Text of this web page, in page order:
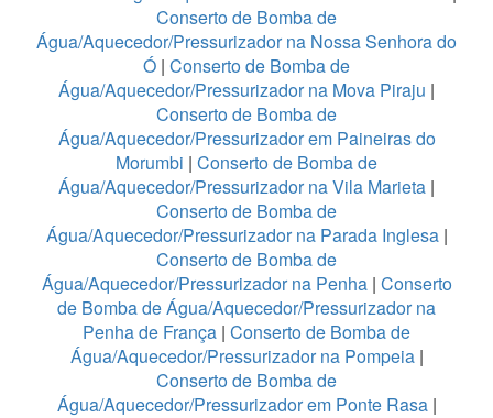
Conserto de Bomba de
Água/Aquecedor/Pressurizador na Nossa Senhora do
Ó | Conserto de Bomba de
Água/Aquecedor/Pressurizador na Mova Piraju |
Conserto de Bomba de
Água/Aquecedor/Pressurizador em Paineiras do
Morumbi | Conserto de Bomba de
Água/Aquecedor/Pressurizador na Vila Marieta |
Conserto de Bomba de
Água/Aquecedor/Pressurizador na Parada Inglesa |
Conserto de Bomba de
Água/Aquecedor/Pressurizador na Penha| Conserto
de Bomba de Água/Aquecedor/Pressurizador na
Penha de França | Conserto de Bomba de
Água/Aquecedor/Pressurizador na Pompeia|
Conserto de Bomba de
Água/Aquecedor/Pressurizador em Ponte Rasa|